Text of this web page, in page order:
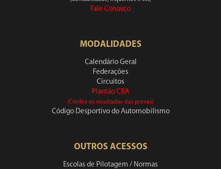
Fale Conosco
MODALIDADES
Calendário Geral
Federações
Circuitos
Plantão CBA
(Confira os resultados das provas)
Código Desportivo do Automobilismo
OUTROS ACESSOS
Escolas de Pilotagem / Normas